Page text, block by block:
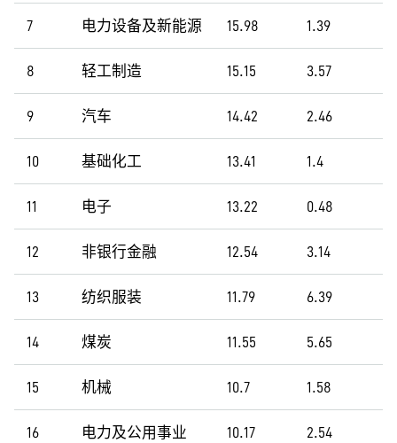
7 电力设备及新能源 15.98 1.39
8 轻工制造 15.15 3.57
9 汽车 14.42 2.46
10 基础化工 13.41 1.4
11 电子 13.22 0.48
12 非银行金融 12.54 3.14
13 纺织服装 11.79 6.39
14 煤炭 11.55 5.65
15 机械 10.7 1.58
16 电力及公用事业 10.17 2.54